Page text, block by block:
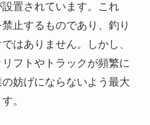
置されています。これ
止するものであり、 釣り
はありません。
しかし、
フトやトラックが頻繁に
妨げにならないよう最大
。